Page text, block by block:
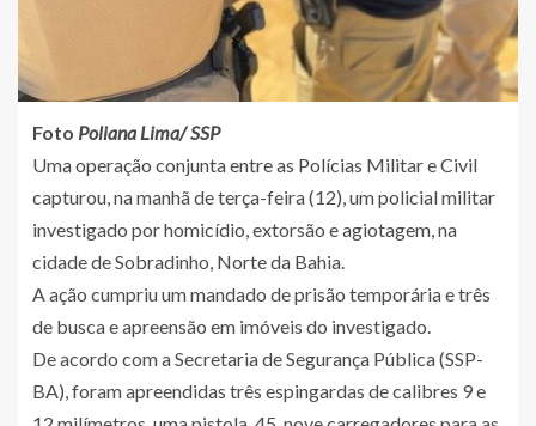
Foto Poliana Lima/ SSP
Uma operação conjunta entre as Polícias Militar e Civil
capturou, na manhã de terça-feira (12), um policial militar
investigado por homicídio, extorsão e agiotagem, na
cidade de Sobradinho, Norte da Bahia.
A ação cumpriu um mandado de prisão temporária e três
de busca e apreensão em imóveis do investigado.
De acordo com a Secretaria de Segurança Pública (SSP-
BA), foram apreendidas três espingardas de calibres 9 e